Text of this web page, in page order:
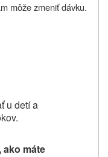
môže zmeniť dávku.
u detí a
,ako máte